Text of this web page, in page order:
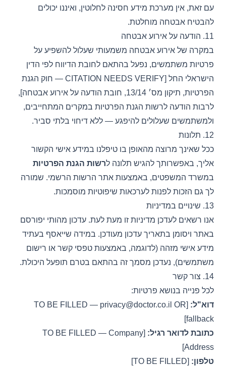
עם זאת, אין מערכת מידע חסינה לחלוטין, ואיננו יכולים
להבטיח אבטחה מוחלטת.
11. הודעה על אירוע אבטחה
במקרה של אירוע אבטחה משמעותי שעלול להשפיע על
פרטיות משתמשים, נפעל בהתאם לחובת הדיווח לפי הדין
הישראלי החל [CITATION NEEDS VERIFY — חוק הגנת
הפרטיות, תיקון מס׳ 13/14, חובת הודעה על אירוע אבטחה],
לרבות הודעה לרשות הגנת הפרטיות במקרים המתחייבים,
ולמשתמשים שעלולים להיפגע — ללא דיחוי בלתי סביר.
12. תלונות
ככל שאינך מרוצה מהאופן בו טיפלנו במידע אישי הקשור
אליך, באפשרותך להגיש תלונה לרשות הגנת הפרטיות
במשרד המשפטים, באמצעות אתר הרשות הרשמי. שמורה
לך גם הזכות לפנות לערכאות שיפוטיות מוסמכות.
13. שינויים במדיניות
אנו רשאים לעדכן מדיניות זו מעת לעת. עדכון מהותי יפורסם
באתר ויסומן בתאריך עדכון מעודכן. במידה שייאסף בעתיד
מידע אישי מזהה (לדוגמה, באמצעות טפסי קשר או רישום
משתמשים), נעדכן מסמך זה בהתאם בטרם תופעל היכולת.
14. צור קשר
לכל פנייה בנושא פרטיות:
דוא"ל: [TO BE FILLED —
privacy@doctor.co.il OR
fallback]
כתובת לדואר רגיל: [TO BE FILLED — Company
Address]
טלפון: [TO BE FILLED]